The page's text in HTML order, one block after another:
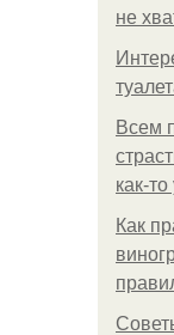
не
Всем
как-
Как